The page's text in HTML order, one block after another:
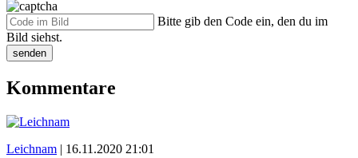
Bitte gib den Code ein, den du im
Bild siehst.
senden
Kommentare
Leichnam | 16.11.2020 21:01